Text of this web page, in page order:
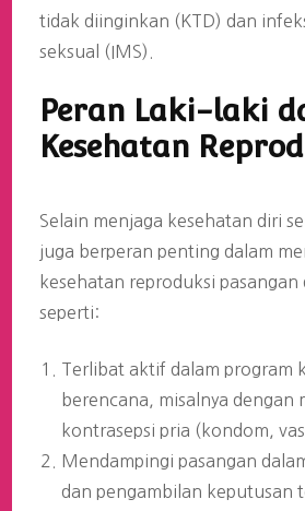
tidak diinginkan (KTD) dan
seksual (IMS).
Peran Laki-laki
Kesehatan
Selain menjaga kesehatan diri
juga berperan penting dalam
kesehatan reproduksi pasangan
seperti:
Terlibat aktif dalam program
berencana, misalnya dengan
kontrasepsi pria (kondom,
Mendampingi pasangan
dan pengambilan keputusan